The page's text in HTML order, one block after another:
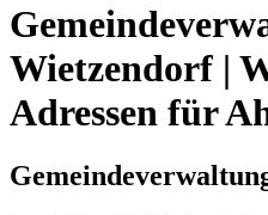
Wietzendorf |
Adressen für